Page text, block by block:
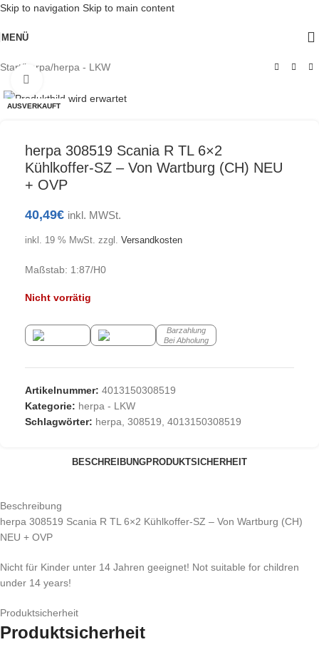
Skip to navigation Skip to main content
MENÜ
Start/herpa/herpa - LKW
AUSVERKAUFT
herpa 308519 Scania R TL 6×2
Kühlkoffer-SZ – Von Wartburg (CH) NEU
+ OVP
40,49€ inkl. MWSt.
inkl. 19 % MwSt. zzgl. Versandkosten
Maßstab: 1:87/H0
Nicht vorrätig
Barzahlung
Bei Abholung
Artikelnummer: 4013150308519
Kategorie: herpa - LKW
Schlagwörter: herpa, 308519, 4013150308519
BESCHREIBUNGPRODUKTSICHERHEIT
Beschreibung
herpa 308519 Scania R TL 6×2 Kühlkoffer-SZ – Von Wartburg (CH)
NEU + OVP
Nicht für Kinder unter 14 Jahren geeignet! Not suitable for children
under 14 years!
Produktsicherheit
Produktsicherheit